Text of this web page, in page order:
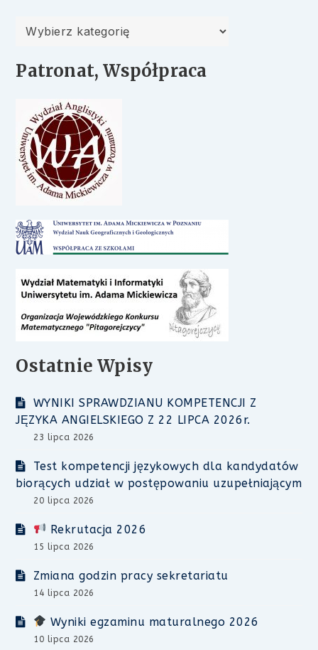
Kategorie
Patronat, Współpraca
Ostatnie Wpisy
WYNIKI SPRAWDZIANU KOMPETENCJI Z
JĘZYKA ANGIELSKIEGO Z 22 LIPCA 2026r.
23 lipca 2026
Test kompetencji językowych dla kandydatów
biorących udział w postępowaniu uzupełniającym
20 lipca 2026
Rekrutacja 2026
15 lipca 2026
Zmiana godzin pracy sekretariatu
14 lipca 2026
Wyniki egzaminu maturalnego 2026
10 lipca 2026